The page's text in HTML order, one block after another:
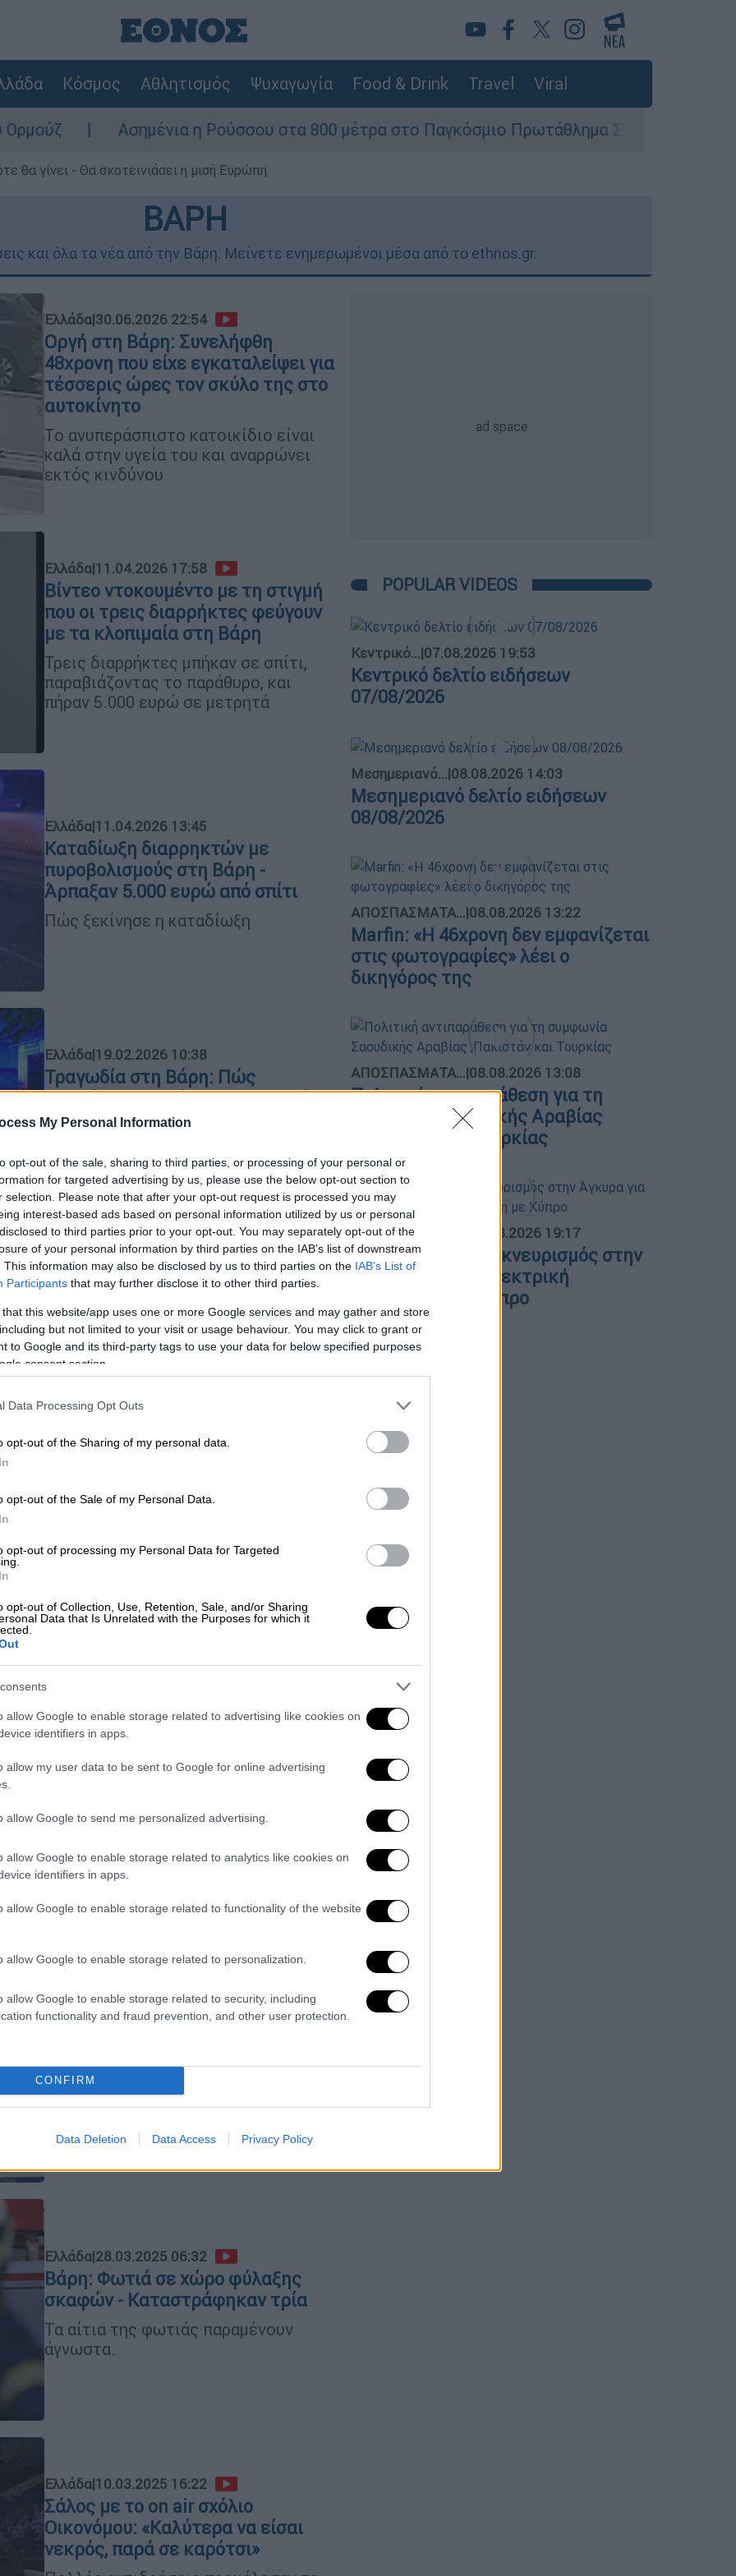
My Personal Information
opt-out of the sale, sharing to third parties, or processing of your personal or
for targeted advertising by us, please use the below opt-out section to
selection. Please note that after your opt-out request is processed you may
interest-based ads based on personal information utilized by us or personal
to third parties prior to your opt-out. You may separately opt-out of the
of your personal information by third parties on the IAB’s list of downstream
This information may also be disclosed by us to third parties on the IAB’s List of
Participants that may further disclose it to other third parties.
that this website/app uses one or more Google services and may gather and store
but not limited to your visit or usage behaviour. You may click to grant or
to Google and its third-party tags to use your data for below specified purposes
consent section.
Data Processing Opt Outs
opt-out of the Sharing of my personal data.
opt-out of the Sale of my Personal Data.
opt-out of processing my Personal Data for Targeted
opt-out of Collection, Use, Retention, Sale, and/or Sharing
Data that Is Unrelated with the Purposes for which it
allow Google to enable storage related to advertising like cookies on
identifiers in apps.
allow my user data to be sent to Google for online advertising
allow Google to send me personalized advertising.
allow Google to enable storage related to analytics like cookies on
identifiers in apps.
allow Google to enable storage related to functionality of the website
allow Google to enable storage related to personalization.
allow Google to enable storage related to security, including
functionality and fraud prevention, and other user protection.
CONFIRM
Data Deletion Data Access Privacy Policy
Κόσμος Αθλητισμός Ψυχαγωγία Food & Drink Travel Viral
Ασημένια η Ρούσσου στα 800 μέτρα στο Παγκόσμιο Πρωτάθλημα Στίβου Κ20
θα γίνει - Θα σκοτεινιάσει η μισή Ευρώπη
ΒΑΡΗ
και όλα τα νέα από την Βάρη. Μείνετε ενημερωμένοι μέσα από το ethnos.gr.
Ελλάδα|30.06.2026 22:54
Οργή στη Βάρη: Συνελήφθη
48χρονη που είχε εγκαταλείψει για
τέσσερις ώρες τον σκύλο της στο
αυτοκίνητο
Το ανυπεράσπιστο κατοικίδιο είναι
καλά στην υγεία του και αναρρώνει
εκτός κινδύνου
Ελλάδα|11.04.2026 17:58
Βίντεο ντοκουμέντο με τη στιγμή
που οι τρεις διαρρήκτες φεύγουν
με τα κλοπιμαία στη Βάρη
Τρεις διαρρήκτες μπήκαν σε σπίτι,
παραβιάζοντας το παράθυρο, και
πήραν 5.000 ευρώ σε μετρητά
Ελλάδα|11.04.2026 13:45
Καταδίωξη διαρρηκτών με
πυροβολισμούς στη Βάρη -
Άρπαξαν 5.000 ευρώ από σπίτι
Πώς ξεκίνησε η καταδίωξη
Ελλάδα|19.02.2026 10:38
Τραγωδία στη Βάρη: Πώς
σκοτώθηκαν από ηλεκτροπληξία
οι δύο άνδρες κάνοντας εργασίες
Μετόχι και Χαλκίδα
Ελλάδα |23.01.2026 10:25
Πλημμύρα στη Βάρη: Έψαχνε 4
ώρες τη σύζυγό του και τη
βρήκε... πάνω σε δέντρο!
Σοβαρή καταγγελία αποκλειστικά στο
OPEN - «Κάλεσα το 112 και ήμουν 7,5
λεπτά στην αναμονή»
Βυθισμένη στη λάσπη η Βάρη:
Αποκαλυπτικό βίντεο από drone
καταστροφής
Ελλάδα 26.08.2025 14:42
Άγριο επεισόδιο σε λεωφορείο
γρονθοκόπησε οδηγό μετά από
Μια διαμαρτυρία μετατράπηκε σε
Ελλάδα|29.07.2025 15:49
- Επιχειρούν και εναέρια μέσα
Το μέτωπο μέχρι στιγμής δεν εμπνέει
ανησυχία
Ελλάδα|28.03.2025 06:32
Βάρη: Φωτιά σε χώρο φύλαξης
σκαφών - Καταστράφηκαν τρία
Τα αίτια της φωτιάς παραμένουν
άγνωστα.
Ελλάδα|10.03.2025 16:22
Σάλος με το on air σχόλιο
Οικονόμου: «Καλύτερα να είσαι
νεκρός, παρά σε καρότσι»
POPULAR VIDEOS
Κεντρικό...|07.08.2026 19:53
Κεντρικό δελτίο ειδήσεων
07/08/2026
Μεσημεριανό...|08.08.2026 14:03
Μεσημεριανό δελτίο ειδήσεων
08/08/2026
ΑΠΟΣΠΑΣΜΑΤΑ...|08.08.2026 13:22
Marfin: «Η 46χρονη δεν εμφανίζεται
στις φωτογραφίες» λέει ο
δικηγόρος της
ΑΠΟΣΠΑΣΜΑΤΑ...|08.08.2026 13:08
Πολιτική αντιπαράθεση για τη
συμφωνία Σαουδικής Αραβίας
,Πακιστάν και Τουρκίας
ΑΠΟΣΠΑΣΜΑΤΑ... 07.08.2026 19:17
Ελλάδα - Γαλλία: Εκνευρισμός στην
Άγκυρα για την ηλεκτρική
διασύνδεση με Κύπρο